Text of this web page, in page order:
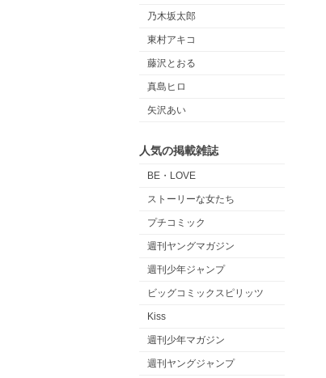
乃木坂太郎
東村アキコ
藤沢とおる
真島ヒロ
矢沢あい
人気の掲載雑誌
BE・LOVE
ストーリーな女たち
プチコミック
週刊ヤングマガジン
週刊少年ジャンプ
ビッグコミックスピリッツ
Kiss
週刊少年マガジン
週刊ヤングジャンプ